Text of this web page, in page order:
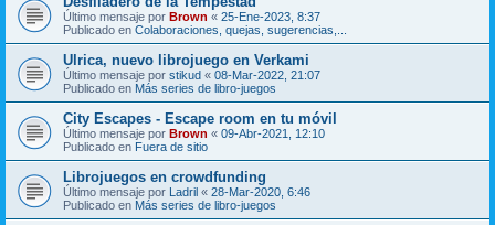
Último mensaje por Brown « 25-Ene-2023, 8:37
Publicado en Colaboraciones, quejas, sugerencias,...
Ulrica, nuevo librojuego en Verkami
Último mensaje por stikud « 08-Mar-2022, 21:07
Publicado en Más series de libro-juegos
City Escapes - Escape room en tu móvil
Último mensaje por Brown « 09-Abr-2021, 12:10
Publicado en Fuera de sitio
Librojuegos en crowdfunding
Último mensaje por Ladril « 28-Mar-2020, 6:46
Publicado en Más series de libro-juegos